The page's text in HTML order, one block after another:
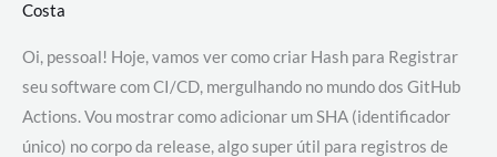
Costa
Oi, pessoal! Hoje, vamos ver como criar Hash para Registrar
seu software com CI/CD, mergulhando no mundo dos GitHub
Actions. Vou mostrar como adicionar um SHA (identificador
único) no corpo da release, algo super útil para registros de